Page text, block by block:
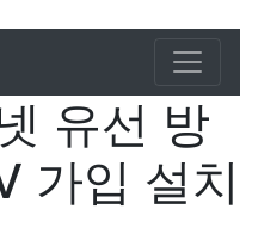
유선 방
가입 설치